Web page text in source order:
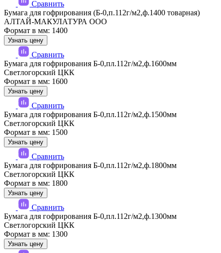
Сравнить
Бумага для гофрирования (Б-0,п.112г/м2,ф.1400 товарная)
АЛТАЙ-МАКУЛАТУРА ООО
Формат в мм: 1400
Узнать цену
Сравнить
Бумага для гофрирования Б-0,пл.112г/м2,ф.1600мм
Светлогорский ЦКК
Формат в мм: 1600
Узнать цену
Сравнить
Бумага для гофрирования Б-0,пл.112г/м2,ф.1500мм
Светлогорский ЦКК
Формат в мм: 1500
Узнать цену
Сравнить
Бумага для гофрирования Б-0,пл.112г/м2,ф.1800мм
Светлогорский ЦКК
Формат в мм: 1800
Узнать цену
Сравнить
Бумага для гофрирования Б-0,пл.112г/м2,ф.1300мм
Светлогорский ЦКК
Формат в мм: 1300
Узнать цену